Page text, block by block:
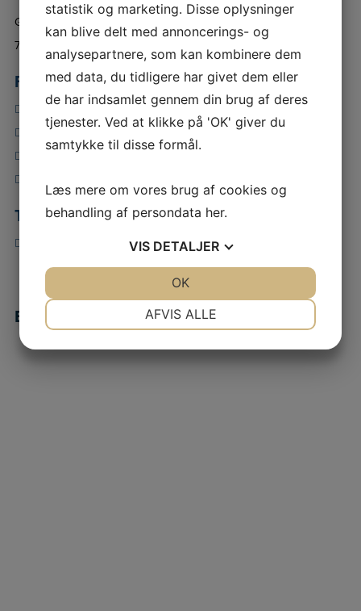
Grund areal (m2)
7.400
Faciliteter:
Gratis parkering
Kantine
Teknik:
Beliggenhed
statistik og marketing. Disse oplysninger
kan blive delt med annoncerings- og
analysepartnere, som kan kombinere dem
med data, du tidligere har givet dem eller
de har indsamlet gennem din brug af deres
tjenester. Ved at klikke på 'OK' giver du
samtykke til disse formål.
Læs mere om vores brug af cookies og
behandling af persondata her.
VIS DETALJER
AFVIS ALLE
OK